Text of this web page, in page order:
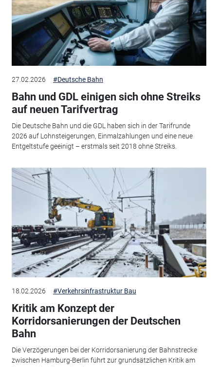
27.02.2026 #Deutsche Bahn
Bahn und GDL einigen sich ohne Streiks
auf neuen Tarifvertrag
Die Deutsche Bahn und die GDL haben sich in der Tarifrunde
2026 auf Lohnsteigerungen, Einmalzahlungen und eine neue
Entgeltstufe geeinigt – erstmals seit 2018 ohne Streiks.
18.02.2026 #Verkehrsinfrastruktur Bau
Kritik am Konzept der
Korridorsanierungen der Deutschen
Bahn
Die Verzögerungen bei der Korridorsanierung der Bahnstrecke
zwischen Hamburg-Berlin führt zur grundsätzlichen Kritik am